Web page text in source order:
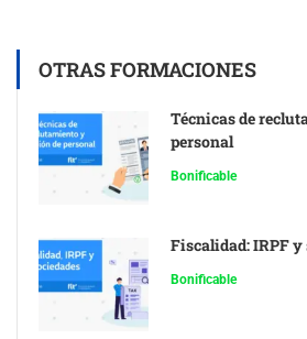
OTRAS FORMACIONES
Técnicas de
personal
Bonificable
Fiscalidad: IRPF y
Bonificable